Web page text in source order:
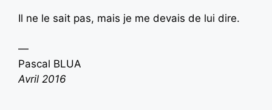
Il ne le sait pas, mais je me devais de lui dire.
—
Pascal BLUA
Avril 2016